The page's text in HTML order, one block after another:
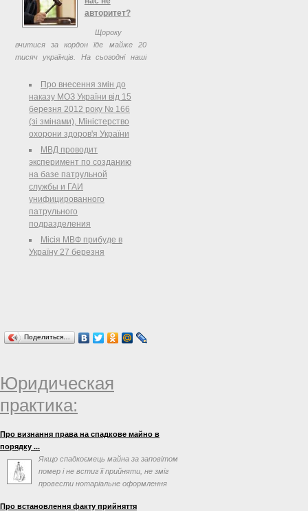
присутності адвоката. ...авторитет?
Щороку
вчитися за кордон їде майже 20
тисяч українців. На сьогодні наші
зарубіжними університетами,
науково-дослідними установами та
дослідницькими центрами. Завдяки
Про внесення змін до
наказу МОЗ України від 15
березня 2012 року № 166
(зі змінами), Міністерство
охорони здоров'я України
МВД проводит
эксперимент по созданию
на базе патрульной
службы и ГАИ
унифицированного
патрульного
подразделения
Місія МВФ прибуде в
Україну 27 березня
Поделиться…
Юридическая
практика:
Про визнання права на спадкове майно в
порядку ...
Якщо спадкоємець майна за заповітом
помер і не встиг її прийняти, не зміг
провести нотаріальне оформлення
Про встановлення факту прийняття